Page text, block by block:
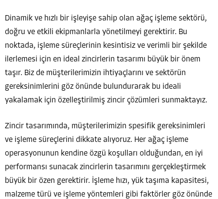
Dinamik ve hızlı bir işleyişe sahip olan ağaç işleme sektörü,
doğru ve etkili ekipmanlarla yönetilmeyi gerektirir. Bu
noktada, işleme süreçlerinin kesintisiz ve verimli bir şekilde
ilerlemesi için en ideal zincirlerin tasarımı büyük bir önem
taşır. Biz de müşterilerimizin ihtiyaçlarını ve sektörün
gereksinimlerini göz önünde bulundurarak bu ideali
yakalamak için özelleştirilmiş zincir çözümleri sunmaktayız.
Zincir tasarımında, müşterilerimizin spesifik gereksinimleri
ve işleme süreçlerini dikkate alıyoruz. Her ağaç işleme
operasyonunun kendine özgü koşulları olduğundan, en iyi
performansı sunacak zincirlerin tasarımını gerçekleştirmek
büyük bir özen gerektirir. İşleme hızı, yük taşıma kapasitesi,
malzeme türü ve işleme yöntemleri gibi faktörler göz önünde